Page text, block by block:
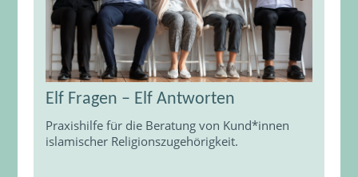
Elf Fragen – Elf Antworten
Praxishilfe für die Beratung von Kund*innen
islamischer Religionszugehörigkeit.